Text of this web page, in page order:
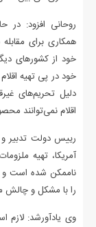
روحانی افزود: در
همکاری برای
خود از کشورهای
خود در پی تهیه
دلیل تحریم‌های
اقلام نمی‌توانند
رییس دولت تدبیر
آمریکا، تهیه
ناممکن شده است و
را با مشکل و چالش
وی یادآورشد: لازم